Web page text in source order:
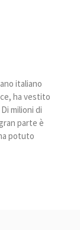
italiano
ha vestito
milioni di
parte è
potuto